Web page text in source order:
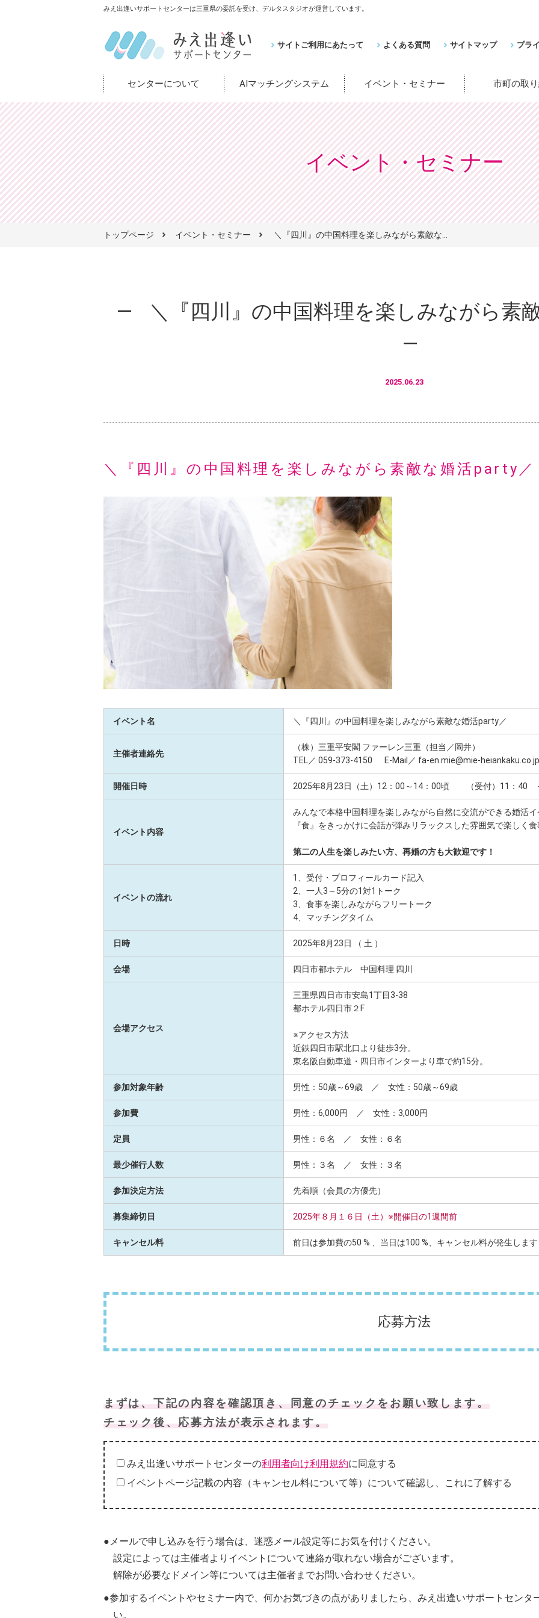
みえ出逢いサポートセンターは三重県の委託を受け、デルタスタジオが運営しています。
サイトご利用にあたって よくある質問 サイトマップ プラ
センターについて AIマッチングシステム イベント・セミナー 市町の取
イベント・セミナー
トップページ イベント・セミナー ＼『四川』の中国料理を楽しみながら素敵な...
＼『四川』の中国料理を楽しみながら
2025.06.23
＼『四川』の中国料理を楽しみながら素敵な婚活party
イベント名 ＼『四川』の中国料理を楽しみながら素敵な婚活party／
主催者連絡先
（株）三重平安閣 ファーレン三重（担当／岡井）
TEL／ 059-373-4150 E-Mail／ fa-en.mie@mie-heiankaku.co.jp
開催日時 2025年8月23日（土）12：00～14：00頃 （受付）11：40
イベント内容
みんなで本格中国料理を楽しみながら自然に交流ができる婚活
『食』をきっかけに会話が弾みリラックスした雰囲気で楽しく
第二の人生を楽しみたい方、再婚の方も大歓迎です！
イベントの流れ
1、受付・プロフィールカード記入
2、一人3～5分の1対1トーク
3、食事を楽しみながらフリートーク
4、マッチングタイム
日時 2025年8月23日 （ 土 ）
会場 四日市都ホテル 中国料理 四川
会場アクセス
三重県四日市市安島1丁目3-38
都ホテル四日市２F
※アクセス方法
近鉄四日市駅北口より徒歩3分。
東名阪自動車道・四日市インターより車で約15分。
参加対象年齢 男性：50歳～69歳 ／ 女性：50歳～69歳
参加費 男性：6,000円 ／ 女性：3,000円
定員 男性：６名 ／ 女性：６名
最少催行人数 男性：３名 ／ 女性：３名
参加決定方法 先着順（会員の方優先）
募集締切日 2025年８月１６日（土）※開催日の1週間前
キャンセル料 前日は参加費の50 % 、当日は100 %、キャンセル料が発生します
応募方法
まずは、下記の内容を確認頂き、同意のチェックをお願い致します。
チェック後、応募方法が表示されます。
みえ出逢いサポートセンターの利用者向け利用規約に同意する
イベントページ記載の内容（キャンセル料について等）について確認し、これに了解する
●メールで申し込みを行う場合は、迷惑メール設定等にお気を付けください。
設定によっては主催者よりイベントについて連絡が取れない場合がございます。
解除が必要なドメイン等については主催者までお問い合わせください。
●参加するイベントやセミナー内で、何かお気づきの点がありましたら、みえ出逢いサポートセンタ
い。